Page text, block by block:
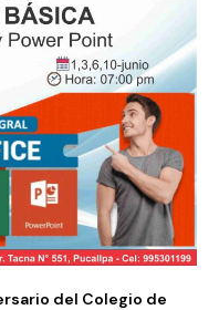
del Colegio de